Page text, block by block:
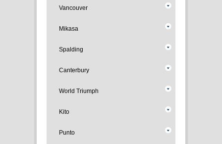
Vancouver
Mikasa
Spalding
Canterbury
World Triumph
Kito
Punto